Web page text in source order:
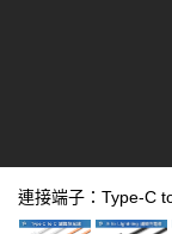
連接端子：Type-C